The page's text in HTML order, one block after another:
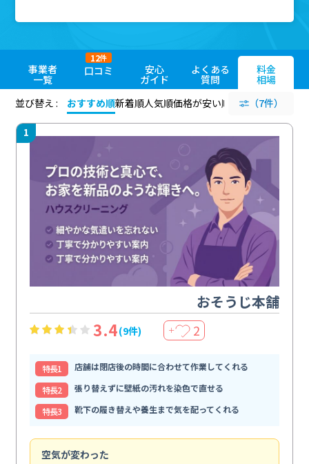
事業者
一覧
口コミ
12件
安心
ガイド
よくある
質問
料金
相場
並び替え :
おすすめ順新着順人気順価格が安い順 評価が高い順
（7件）
1
おそうじ本舗
3.4(9件) ＋ 2
特⻑1
店舗は閉店後の時間に合わせて作業してくれる
特⻑2
張り替えずに壁紙の汚れを染色で直せる
特⻑3
靴下の履き替えや養生まで気を配ってくれる
空気が変わった